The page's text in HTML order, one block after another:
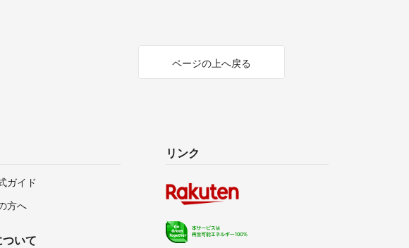
ページの上へ戻る
ガイド
方へ
いて
リンク